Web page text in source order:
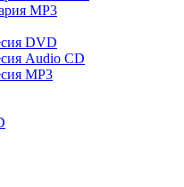
MP3
DVD
Audio CD
MP3